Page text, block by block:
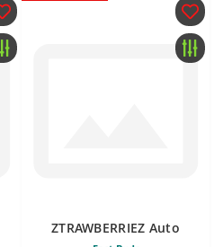
ZTRAWBERRIEZ Auto